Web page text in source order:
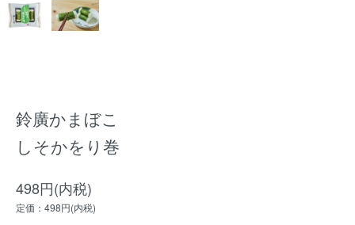
鈴廣かまぼこ
しそかをり巻
498円(内税)
定価：498円(内税)